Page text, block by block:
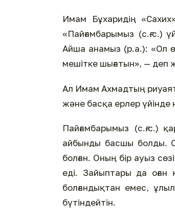
Имам Бұхаридің
«Пайғамбарымыз (с.ғ.с.)
Айша анамыз (р.а.): «Ол
мешітке шығатын», — деп
Ал Имам Ахмадтың
және басқа ерлер үйінде
Пайғамбарымыз (с.ғ.с.)
айбынды басшы болды.
болған. Оның бір ауыз
еді. Зайыптары да
болғандықтан емес,
бүтіндейтін.